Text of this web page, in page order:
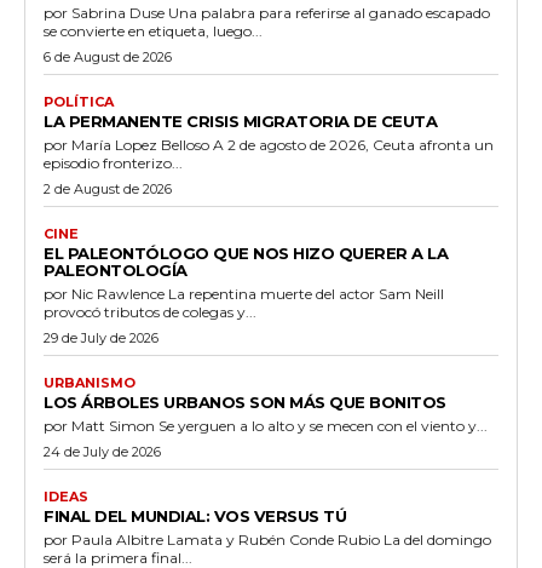
por Sabrina Duse Una palabra para referirse al ganado escapado
se convierte en etiqueta, luego...
6 de August de 2026
POLÍTICA
LA PERMANENTE CRISIS MIGRATORIA DE CEUTA
por María Lopez Belloso A 2 de agosto de 2026, Ceuta afronta un
episodio fronterizo...
2 de August de 2026
CINE
EL PALEONTÓLOGO QUE NOS HIZO QUERER A LA
PALEONTOLOGÍA
por Nic Rawlence La repentina muerte del actor Sam Neill
provocó tributos de colegas y...
29 de July de 2026
URBANISMO
LOS ÁRBOLES URBANOS SON MÁS QUE BONITOS
por Matt Simon Se yerguen a lo alto y se mecen con el viento y...
24 de July de 2026
IDEAS
FINAL DEL MUNDIAL: VOS VERSUS TÚ
por Paula Albitre Lamata y Rubén Conde Rubio La del domingo
será la primera final...